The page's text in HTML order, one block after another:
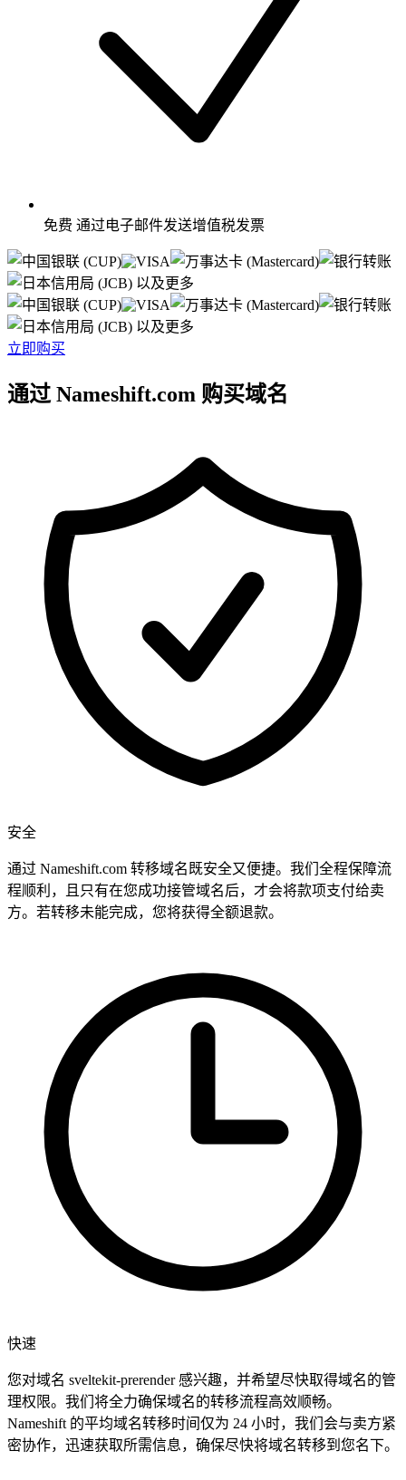
免费 通过电子邮件发送增值税发票
以及更多
以及更多
立即购买
通过 Nameshift.com 购买域名
安全
通过 Nameshift.com 转移域名既安全又便捷。我们全程保障流
程顺利，且只有在您成功接管域名后，才会将款项支付给卖
方。若转移未能完成，您将获得全额退款。
快速
您对域名 sveltekit-prerender 感兴趣，并希望尽快取得域名的管
理权限。我们将全力确保域名的转移流程高效顺畅。
Nameshift 的平均域名转移时间仅为 24 小时，我们会与卖方紧
密协作，迅速获取所需信息，确保尽快将域名转移到您名下。